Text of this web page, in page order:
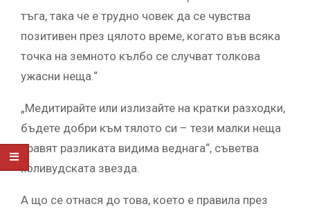
тъга, така че е трудно човек да се чувства
позитивен през цялото време, когато във всяка
точка на земното кълбо се случват толкова
ужасни неща.“
„Медитирайте или излизайте на кратки разходки,
бъдете добри към тялото си – тези малки неща
правят разликата видима веднага“, съветва
холивудската звезда.
А що се отнася до това, което е правила през